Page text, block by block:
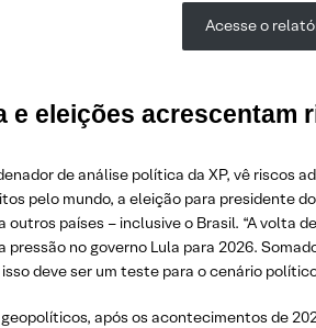
Acesse o
e eleições acrescentam
de análise política da XP, vê riscos
pelo mundo, a eleição para presidente
outros países – inclusive o Brasil. “A volta
pressão no governo Lula para 2026.
deve ser um teste para o cenário
após os acontecimentos de